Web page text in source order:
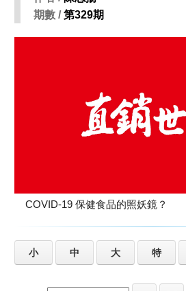
期數 /第329期
COVID-19 保健食品的照妖鏡？
小 中 大 特